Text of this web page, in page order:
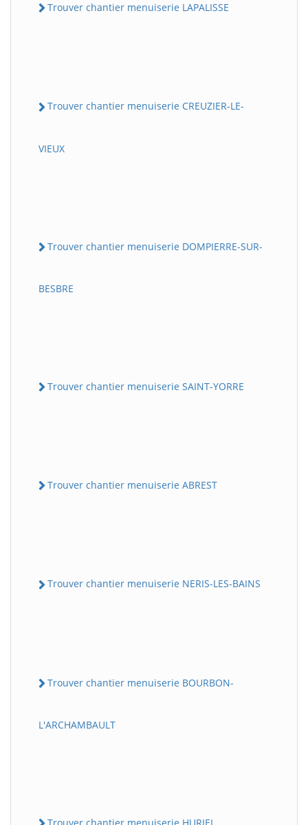
Trouver chantier menuiserie LAPALISSE
Trouver chantier menuiserie CREUZIER-LE-
VIEUX
Trouver chantier menuiserie DOMPIERRE-SUR-
BESBRE
Trouver chantier menuiserie SAINT-YORRE
Trouver chantier menuiserie ABREST
Trouver chantier menuiserie NERIS-LES-BAINS
Trouver chantier menuiserie BOURBON-
L'ARCHAMBAULT